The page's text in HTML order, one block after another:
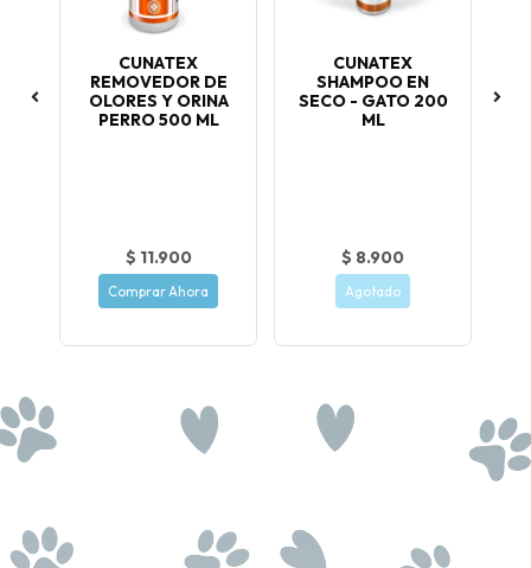
CUNATEX
REMOVEDOR DE
OLORES Y ORINA
PERRO 500 ML
$ 11.900
Comprar Ahora
CUNATEX
SHAMPOO EN
SECO - GATO 200
ML
$ 8.900
Agotado